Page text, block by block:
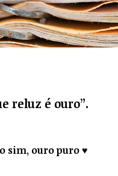
reluz é ouro”.
sim, ouro puro ♥